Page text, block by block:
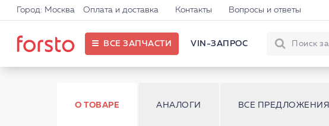
Город: Москва Оплата и доставка Контакты Вопросы и ответы
ВСЕ ЗАПЧАСТИ VIN-ЗАПРОС
О ТОВАРЕ АНАЛОГИ ВСЕ ПРЕДЛОЖЕНИЯ